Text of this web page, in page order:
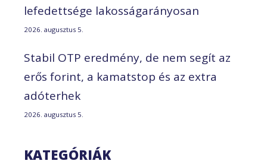
lefedettsége lakosságarányosan
2026. augusztus 5.
Stabil OTP eredmény, de nem segít az
erős forint, a kamatstop és az extra
adóterhek
2026. augusztus 5.
KATEGÓRIÁK